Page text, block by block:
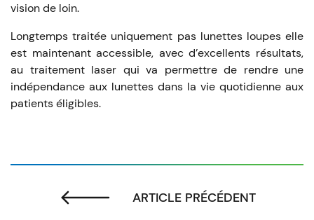
vision de loin.
Longtemps traitée uniquement pas lunettes loupes elle
est maintenant accessible, avec d’excellents résultats,
au traitement laser qui va permettre de rendre une
indépendance aux lunettes dans la vie quotidienne aux
patients éligibles.
ARTICLE PRÉCÉDENT